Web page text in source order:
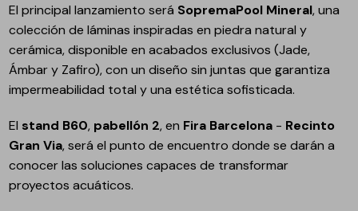
El principal lanzamiento será SopremaPool Mineral, una
colección de láminas inspiradas en piedra natural y
cerámica, disponible en acabados exclusivos (Jade,
Ámbar y Zafiro), con un diseño sin juntas que garantiza
impermeabilidad total y una estética sofisticada.
El stand B60, pabellón 2, en Fira Barcelona - Recinto
Gran Via, será el punto de encuentro donde se darán a
conocer las soluciones capaces de transformar
proyectos acuáticos.